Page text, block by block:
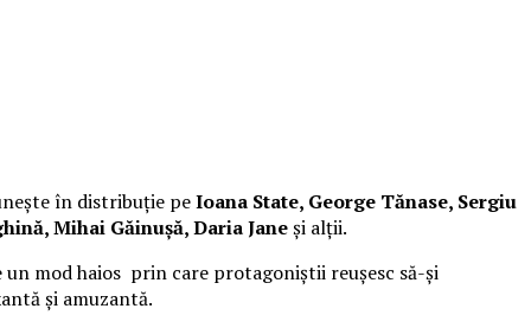
în distribuție peIoana State, George Tănase, Sergiu
Mihai Găinușă, Daria Janeși alții.
un mod haios prin care protagoniștii reușesc să-și
și amuzantă.